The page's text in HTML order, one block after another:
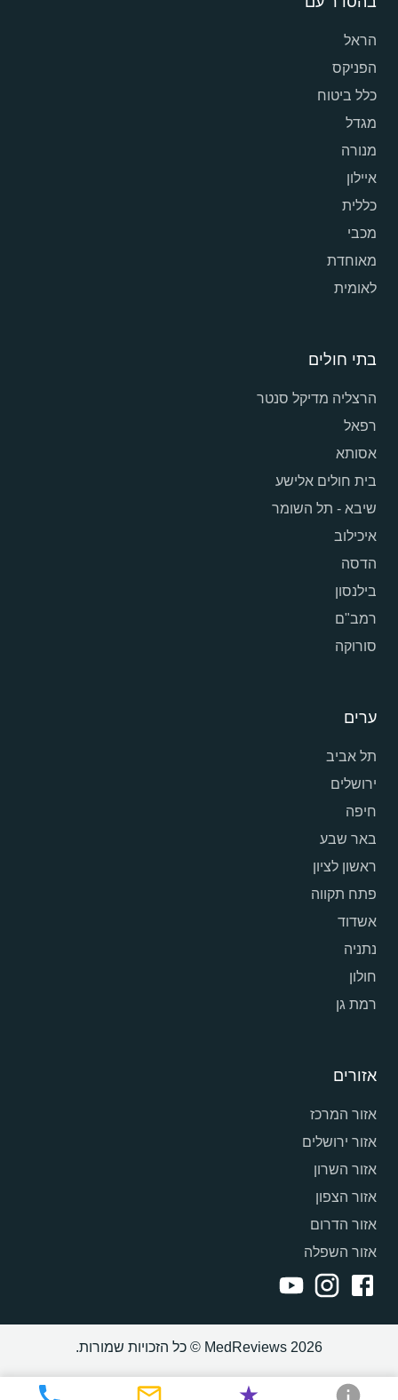
הראל
הפניקס
כלל ביטוח
מגדל
מנורה
איילון
כללית
מכבי
מאוחדת
לאומית
בתי חולים
הרצליה מדיקל סנטר
רפאל
אסותא
בית חולים אלישע
שיבא - תל השומר
איכילוב
הדסה
בילנסון
רמב"ם
סורוקה
ערים
תל אביב
ירושלים
חיפה
באר שבע
ראשון לציון
פתח תקווה
אשדוד
נתניה
חולון
רמת גן
אזורים
אזור המרכז
אזור ירושלים
אזור השרון
אזור הצפון
אזור הדרום
אזור השפלה
MedReviews 2026 © כל הזכויות שמורות.